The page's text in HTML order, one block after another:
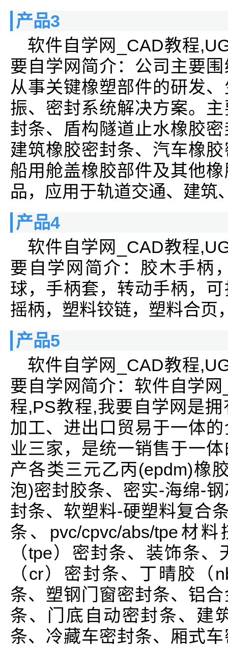
产品3
软件自学网_CAD教程
要自学网简介：公司主要
从事关键橡塑部件的研发
振、密封系统解决方案。
封条、盾构隧道止水橡胶
建筑橡胶密封条、汽车橡
船用舱盖橡胶部件及其他
品，应用于轨道交通、建筑
产品4
软件自学网_CAD教程
要自学网简介：胶木手柄
球，手柄套，转动手柄，
摇柄，塑料铰链，塑料合页
产品5
软件自学网_CAD教程
要自学网简介：软件自学
程,PS教程,我要自学网是
加工、进出口贸易于一体
业三家，是统一销售于一
产各类三元乙丙(epdm)橡
泡)密封胶条、密实-海绵-
封条、软塑料-硬塑料复合
条、pvc/cpvc/abs/tpe材
（tpe）密封条、装饰条
（cr）密封条、丁晴胶（
条、塑钢门窗密封条、铝
条、门底自动密封条、建
条、冷藏车密封条、厢式